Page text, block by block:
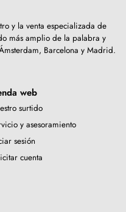
y la venta especializada de
más amplio de la palabra y
Barcelona y Madrid.
web
surtido
y asesoramiento
sesión
cuenta